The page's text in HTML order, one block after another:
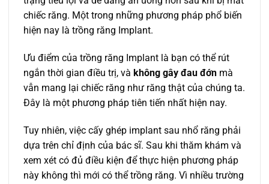
chiếc răng. Một trong những phương pháp phổ biến
hiện nay là trồng răng Implant.
Ưu điểm của trồng răng Implant là bạn có thể rút
ngắn thời gian điều trị, và không gây đau đớn mà
vẫn mang lại chiếc răng như răng thật của chúng ta.
Đây là một phương pháp tiên tiến nhất hiện nay.
Tuy nhiên, việc cấy ghép implant sau nhổ răng phải
dựa trên chỉ định của bác sĩ. Sau khi thăm khám và
xem xét có đủ điều kiện để thực hiện phương pháp
này không thì mới có thể trồng răng. Vì nhiều trường